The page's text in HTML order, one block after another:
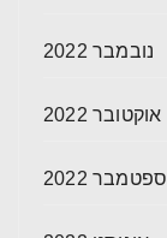
נובמבר 2022
אוקטובר 2022
ספטמבר 2022